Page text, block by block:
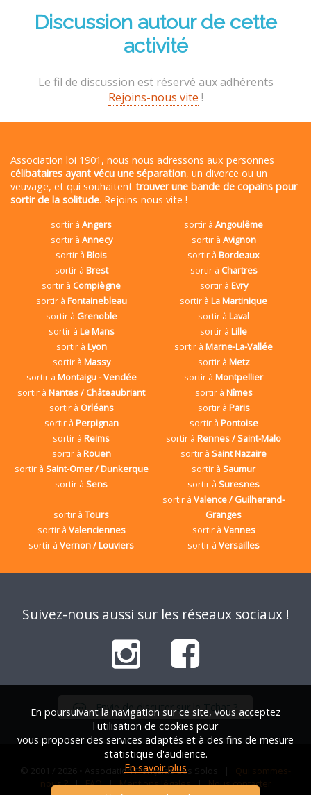
Discussion autour de cette
activité
Le fil de discussion est réservé aux adhérents
Rejoins-nous vite !
Association loi 1901, nous nous adressons aux personnes
célibataires ayant vécu une séparation, un divorce ou un
veuvage, et qui souhaitent trouver une bande de copains pour
sortir de la solitude. Rejoins-nous vite !
sortir àAngers sortir àAngoulême
sortir à Annecy sortir à Avignon
sortir àBlois sortir àBordeaux
sortir à Brest sortir à Chartres
sortir à Compiègne sortir à Evry
sortir à Fontainebleau sortir àLa Martinique
sortir à Grenoble sortir àLaval
sortir à Le Mans sortir àLille
sortir à Lyon sortir àMarne-La-Vallée
sortir à Massy sortir à Metz
sortir à Montaigu - Vendée sortir àMontpellier
sortir àNantes / Châteaubriant sortir à Nîmes
sortir à Orléans sortir à Paris
sortir à Perpignan sortir à Pontoise
sortir àReims sortir àRennes / Saint-Malo
sortir à Rouen sortir àSaint Nazaire
sortir à Saint-Omer / Dunkerque sortir àSaumur
sortir àSens sortir àSuresnes
sortir àTours
sortir àValence / Guilherand-
Granges
sortir à Valenciennes sortir à Vannes
sortir àVernon / Louviers sortir àVersailles
Suivez-nous aussi sur les réseaux sociaux !
Envie de discuter sur le Tchat ?
© 2001 / 2026 • Association Française des Solos | Qui sommes-
nous ?|FAQ|Mentions légales|Nous contacter
En poursuivant la navigation sur ce site, vous acceptez
l'utilisation de cookies pour
vous proposer des services adaptés et à des fins de mesure
statistique d'audience.
En savoir plus